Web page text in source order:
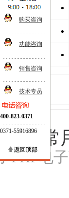
技巧
推广常
PHP电
购买咨询
功能咨询
销售咨询
技术专员
400-823-0371
0371-55916896